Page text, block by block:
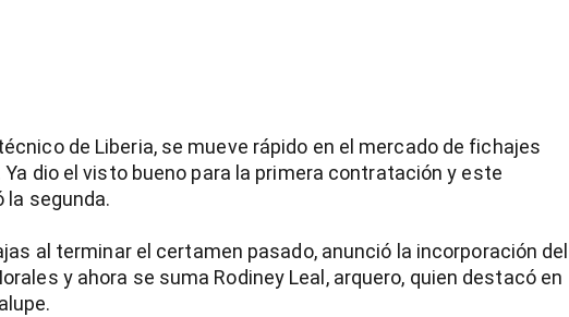
de Liberia, se mueve rápido en el mercado de fichajes
dio el visto bueno para la primera contratación y este
la segunda.
al terminar el certamen pasado, anunció la incorporación del
y ahora se suma Rodiney Leal, arquero, quien destacó en